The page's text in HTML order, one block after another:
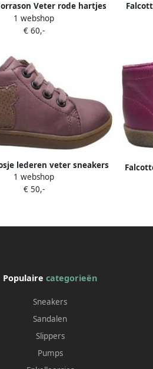
Veter rode hartjes
sneakers wit zilver
1 webshop
€ 60,-
lederen veter sneakers
Klingon oud roze
1 webshop
€ 50,-
Populairecategorieën
Sneakers
Sandalen
Slippers
Pumps